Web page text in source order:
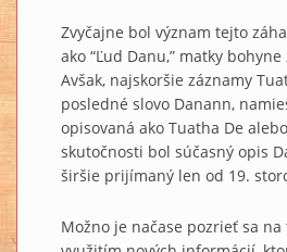
Zvyčajne bol význam tejto
ako “Ľud Danu,” matky
Avšak, najskoršie záznamy
posledné slovo Danann,
opisovaná ako Tuatha De
skutočnosti bol súčasný opis
širšie prijímaný len od 19.
Možno je načase pozrieť sa